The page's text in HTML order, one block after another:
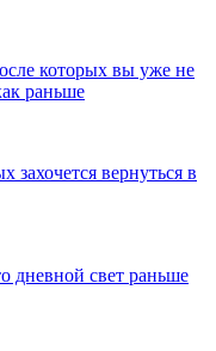
которых вы уже не
раньше
захочется вернуться в
дневной свет раньше